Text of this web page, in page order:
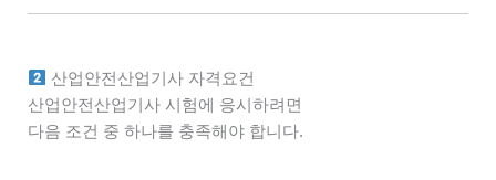
산업안전산업기사 자격요건
산업안전산업기사 시험에 응시하려면
다음 조건 중 하나를 충족해야 합니다.